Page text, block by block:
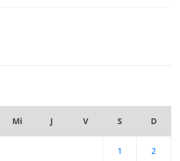
Mi J V S D
1 2